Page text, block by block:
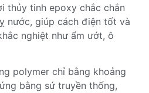
thủy tinh epoxy chắc chắn
nước, giúp cách điện tốt và
nghiệt như ẩm ướt, ô
polymer chỉ bằng khoảng
bằng sứ truyền thống,